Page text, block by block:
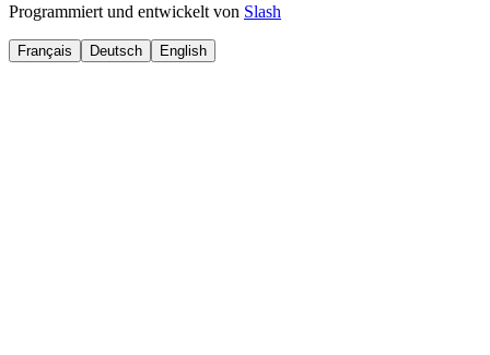
Programmiert und entwickelt von Slash
Français Deutsch English